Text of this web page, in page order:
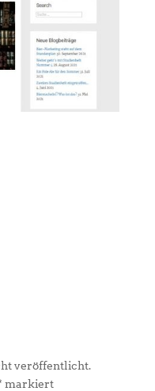
veröffentlicht.
markiert